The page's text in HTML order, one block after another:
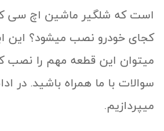
است که شلگیر ماشین اچ سی
کجای خودرو نصب می­شود؟ این
می­توان این قطعه مهم را نصب
سوالات با ما همراه باشید. در
می­پردازیم.